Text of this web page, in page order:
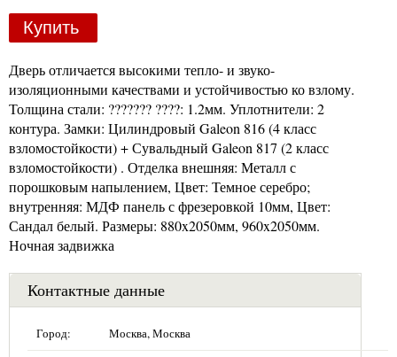
Купить
Дверь отличается высокими тепло- и звуко-
изоляционными качествами и устойчивостью ко взлому.
Толщина стали: ??????? ????: 1.2мм. Уплотнители: 2
контура. Замки: Цилиндровый Galeon 816 (4 класс
взломостойкости) + Сувальдный Galeon 817 (2 класс
взломостойкости) . Отделка внешняя: Металл с
порошковым напылением, Цвет: Темное серебро;
внутренняя: МДФ панель с фрезеровкой 10мм, Цвет:
Сандал белый. Размеры: 880x2050мм, 960x2050мм.
Ночная задвижка
Контактные данные
Город: Москва, Москва